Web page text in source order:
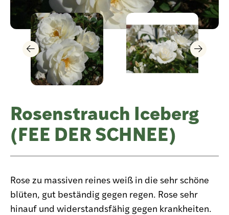
Rosenstrauch Iceberg
(FEE DER SCHNEE)
Rose zu massiven reines weiß in die sehr schöne
blüten, gut beständig gegen regen. Rose sehr
hinauf und widerstandsfähig gegen krankheiten.